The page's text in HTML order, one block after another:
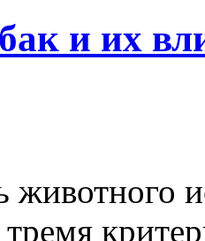
и их
животного
тремя